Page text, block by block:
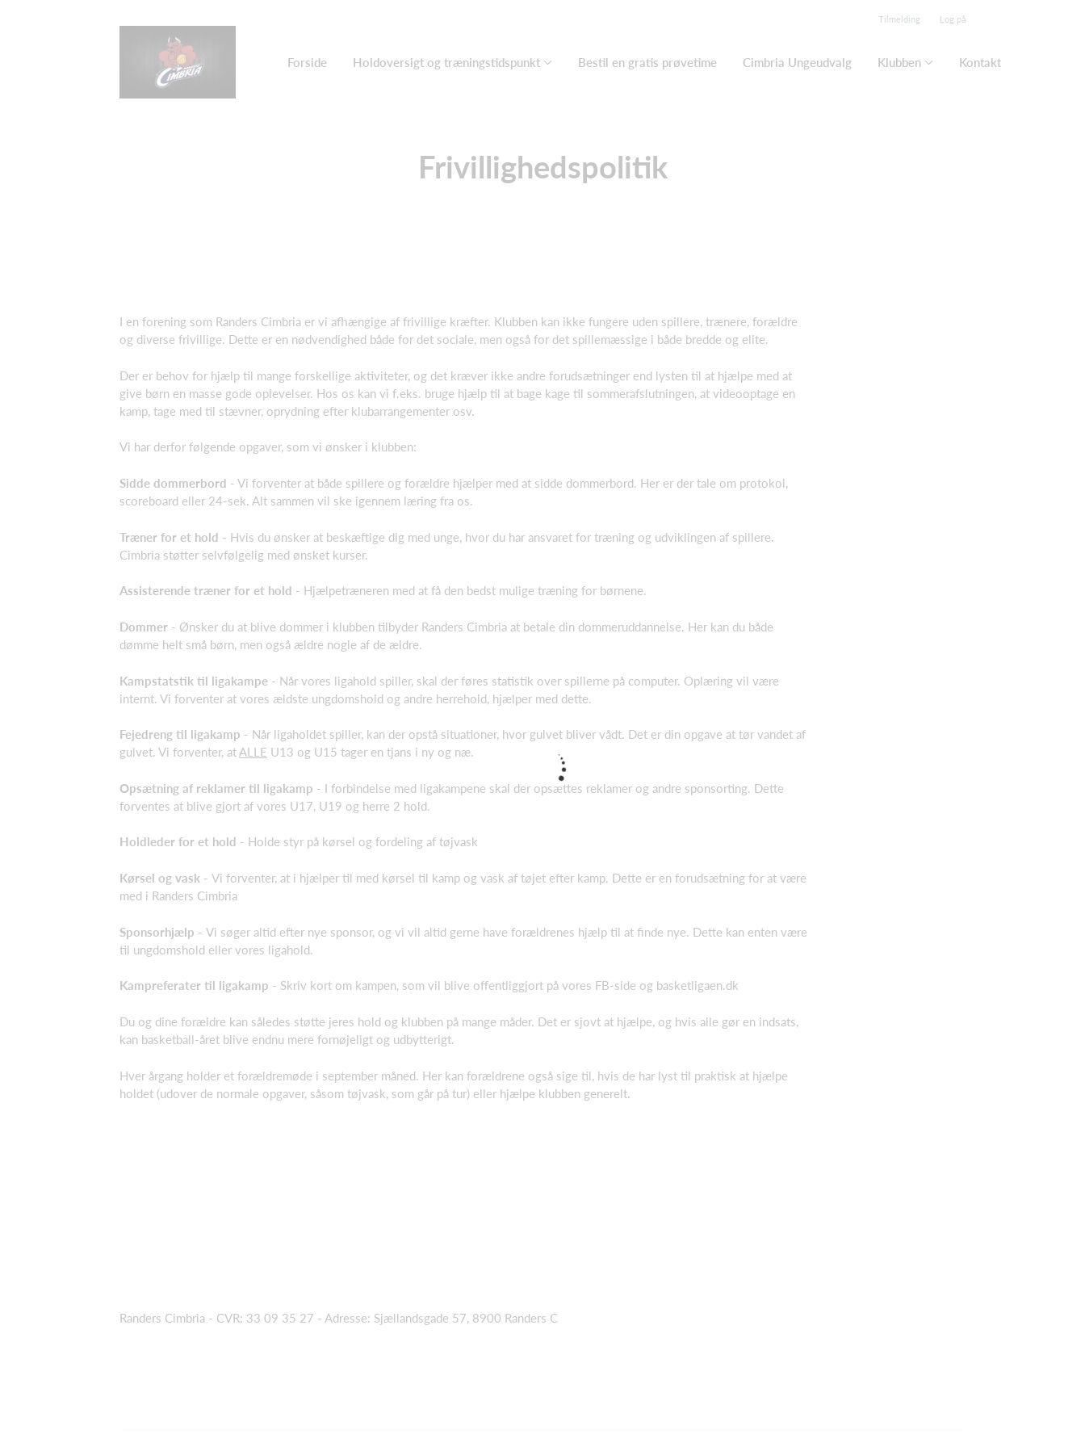
Tilmelding Log på
Forside Holdoversigt og træningstidspunkt Bestil en gratis prøvetime Cimbria Ungeudvalg Klubben Kontakt
Frivillighedspolitik
I en forening som Randers Cimbria er vi afhængige af frivillige kræfter. Klubben kan ikke fungere uden spillere, trænere, forældre
og diverse frivillige. Dette er en nødvendighed både for det sociale, men også for det spillemæssige i både bredde og elite.
Der er behov for hjælp til mange forskellige aktiviteter, og det kræver ikke andre forudsætninger end lysten til at hjælpe med at
give børn en masse gode oplevelser. Hos os kan vi f.eks. bruge hjælp til at bage kage til sommerafslutningen, at videooptage en
kamp, tage med til stævner, oprydning efter klubarrangementer osv.
Vi har derfor følgende opgaver, som vi ønsker i klubben:
Sidde dommerbord - Vi forventer at både spillere og forældre hjælper med at sidde dommerbord. Her er der tale om protokol,
scoreboard eller 24-sek. Alt sammen vil ske igennem læring fra os.
Træner for et hold - Hvis du ønsker at beskæftige dig med unge, hvor du har ansvaret for træning og udviklingen af spillere.
Cimbria støtter selvfølgelig med ønsket kurser.
Assisterende træner for et hold - Hjælpetræneren med at få den bedst mulige træning for børnene.
Dommer - Ønsker du at blive dommer i klubben tilbyder Randers Cimbria at betale din dommeruddannelse. Her kan du både
dømme helt små børn, men også ældre nogle af de ældre.
Kampstatstik til ligakampe - Når vores ligahold spiller, skal der føres statistik over spillerne på computer. Oplæring vil være
internt. Vi forventer at vores ældste ungdomshold og andre herrehold, hjælper med dette.
Fejedreng til ligakamp - Når ligaholdet spiller, kan der opstå situationer, hvor gulvet bliver vådt. Det er din opgave at tør vandet af
gulvet. Vi forventer, at ALLE U13 og U15 tager en tjans i ny og næ.
Opsætning af reklamer til ligakamp - I forbindelse med ligakampene skal der opsættes reklamer og andre sponsorting. Dette
forventes at blive gjort af vores U17, U19 og herre 2 hold.
Holdleder for et hold - Holde styr på kørsel og fordeling af tøjvask
Kørsel og vask - Vi forventer, at i hjælper til med kørsel til kamp og vask af tøjet efter kamp. Dette er en forudsætning for at være
med i Randers Cimbria
Sponsorhjælp - Vi søger altid efter nye sponsor, og vi vil altid gerne have forældrenes hjælp til at finde nye. Dette kan enten være
til ungdomshold eller vores ligahold.
Kampreferater til ligakamp - Skriv kort om kampen, som vil blive offentliggjort på vores FB-side og basketligaen.dk
Du og dine forældre kan således støtte jeres hold og klubben på mange måder. Det er sjovt at hjælpe, og hvis alle gør en indsats,
kan basketball-året blive endnu mere fornøjeligt og udbytterigt.
Hver årgang holder et forældremøde i september måned. Her kan forældrene også sige til, hvis de har lyst til praktisk at hjælpe
holdet (udover de normale opgaver, såsom tøjvask, som går på tur) eller hjælpe klubben generelt.
Randers Cimbria - CVR: 33 09 35 27 - Adresse: Sjællandsgade 57, 8900 Randers C